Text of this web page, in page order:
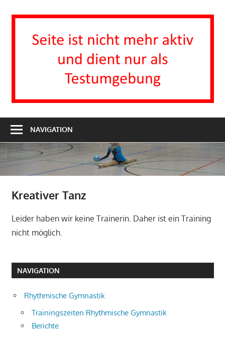
Inhalt
1863
Groß-
Zimmern
NAVIGATION
Kreativer Tanz
Leider haben wir keine Trainerin. Daher ist ein Training
nicht möglich.
NAVIGATION
Rhythmische Gymnastik
Trainingszeiten Rhythmische Gymnastik
Berichte